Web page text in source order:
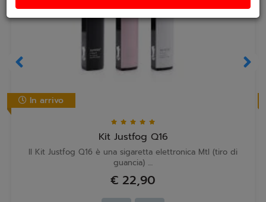
In arrivo
Kit Justfog Q16
Il Kit Justfog Q16 è una sigaretta elettronica Mtl (tiro di
guancia) ....
€ 22,90